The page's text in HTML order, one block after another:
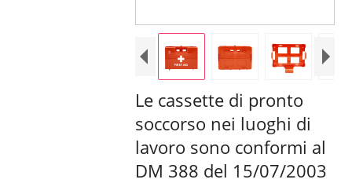
Le cassette di pronto
soccorso nei luoghi di
lavoro sono conformi al
DM 388 del 15/07/2003